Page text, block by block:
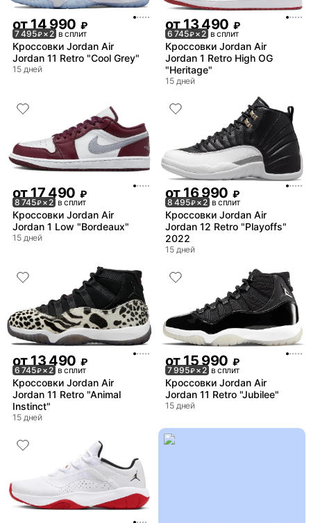
от14 990 ₽
7 495₽× 2 в сплит
Кроссовки Jordan Air
Jordan 11 Retro "Cool Grey"
15 дней
от13 490 ₽
6 745₽× 2 в сплит
Кроссовки Jordan Air
Jordan 1 Retro High OG
"Heritage"
15 дней
от 17 490 ₽
8 745₽× 2 в сплит
Кроссовки Jordan Air
Jordan 1 Low "Bordeaux"
15 дней
от 16 990 ₽
8 495₽× 2 в сплит
Кроссовки Jordan Air
Jordan 12 Retro "Playoffs"
2022
15 дней
от13 490 ₽
6 745₽× 2 в сплит
Кроссовки Jordan Air
Jordan 11 Retro "Animal
Instinct"
15 дней
от15 990 ₽
7 995₽× 2 в сплит
Кроссовки Jordan Air
Jordan 11 Retro "Jubilee"
15 дней